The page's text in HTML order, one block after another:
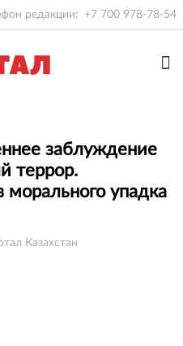
редакции: +7 700 978-78-54
заблуждение
террор.
упадка
Казахстан